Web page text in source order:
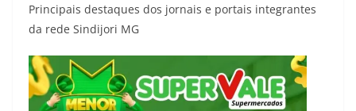
Principais destaques dos jornais e portais integrantes
da rede Sindijori MG